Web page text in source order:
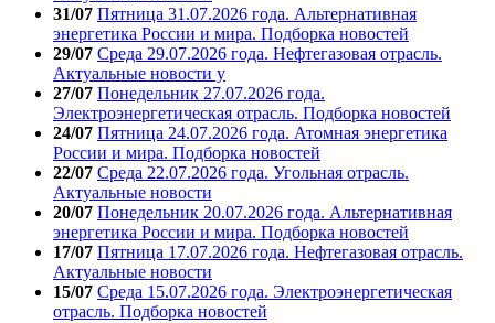
31/07 Пятница 31.07.2026 года. Альтернативная
энергетика России и мира. Подборка новостей
29/07 Среда 29.07.2026 года. Нефтегазовая отрасль.
Актуальные новости у
27/07 Понедельник 27.07.2026 года.
Электроэнергетическая отрасль. Подборка новостей
24/07 Пятница 24.07.2026 года. Атомная энергетика
России и мира. Подборка новостей
22/07 Среда 22.07.2026 года. Угольная отрасль.
Актуальные новости
20/07 Понедельник 20.07.2026 года. Альтернативная
энергетика России и мира. Подборка новостей
17/07 Пятница 17.07.2026 года. Нефтегазовая отрасль.
Актуальные новости
15/07 Среда 15.07.2026 года. Электроэнергетическая
отрасль. Подборка новостей